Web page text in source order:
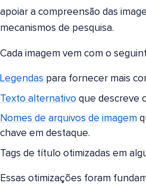
apoiar a compreensão das
mecanismos de pesquisa.
Cada imagem vem com o
Legendas para fornecer mais
Texto alternativo que descreve
Nomes de arquivos de imagem
chave em destaque.
Tags de título otimizadas em
Essas otimizações foram